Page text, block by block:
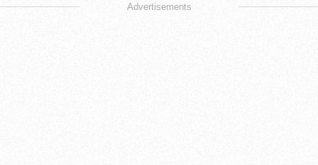
Advertisements